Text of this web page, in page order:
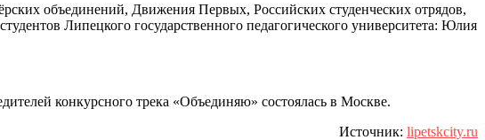
объединений, Движения Первых, Российских студенческих отрядов,
Липецкого государственного педагогического университета: Юлия
конкурсного трека «Объединяю» состоялась в Москве.
Источник: lipetskcity.ru